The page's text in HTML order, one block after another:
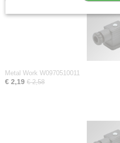
Metal Work W0970510011
€ 2,19 € 2,58